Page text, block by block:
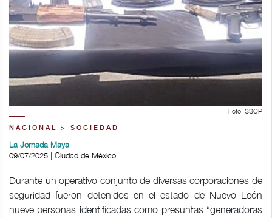
Foto: SSCP
NACIONAL > SOCIEDAD
La Jornada Maya
09/07/2025 | Ciudad de México
Durante un operativo conjunto de diversas corporaciones de
seguridad fueron detenidos en el estado de Nuevo León
nueve personas identificadas como presuntas “generadoras